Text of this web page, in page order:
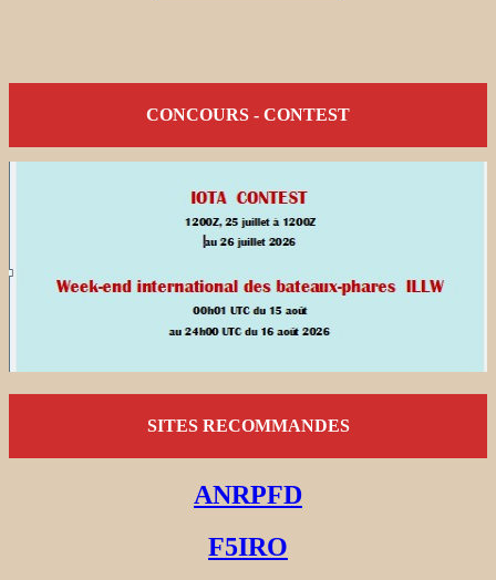
CONCOURS - CONTEST
SITES RECOMMANDES
ANRPFD
F5IRO